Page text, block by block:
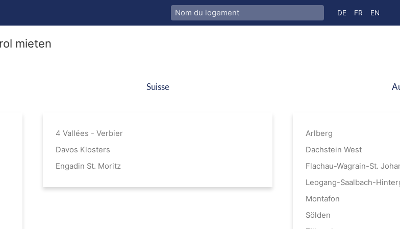
Sélectionnez
DE FR EN
Suisse
4 Vallées - Verbier
Davos Klosters
Engadin St. Moritz
Arlberg
Dachstein West
Flachau-Wagrain-St.
Leogang-Saalbach-
Montafon
Sölden